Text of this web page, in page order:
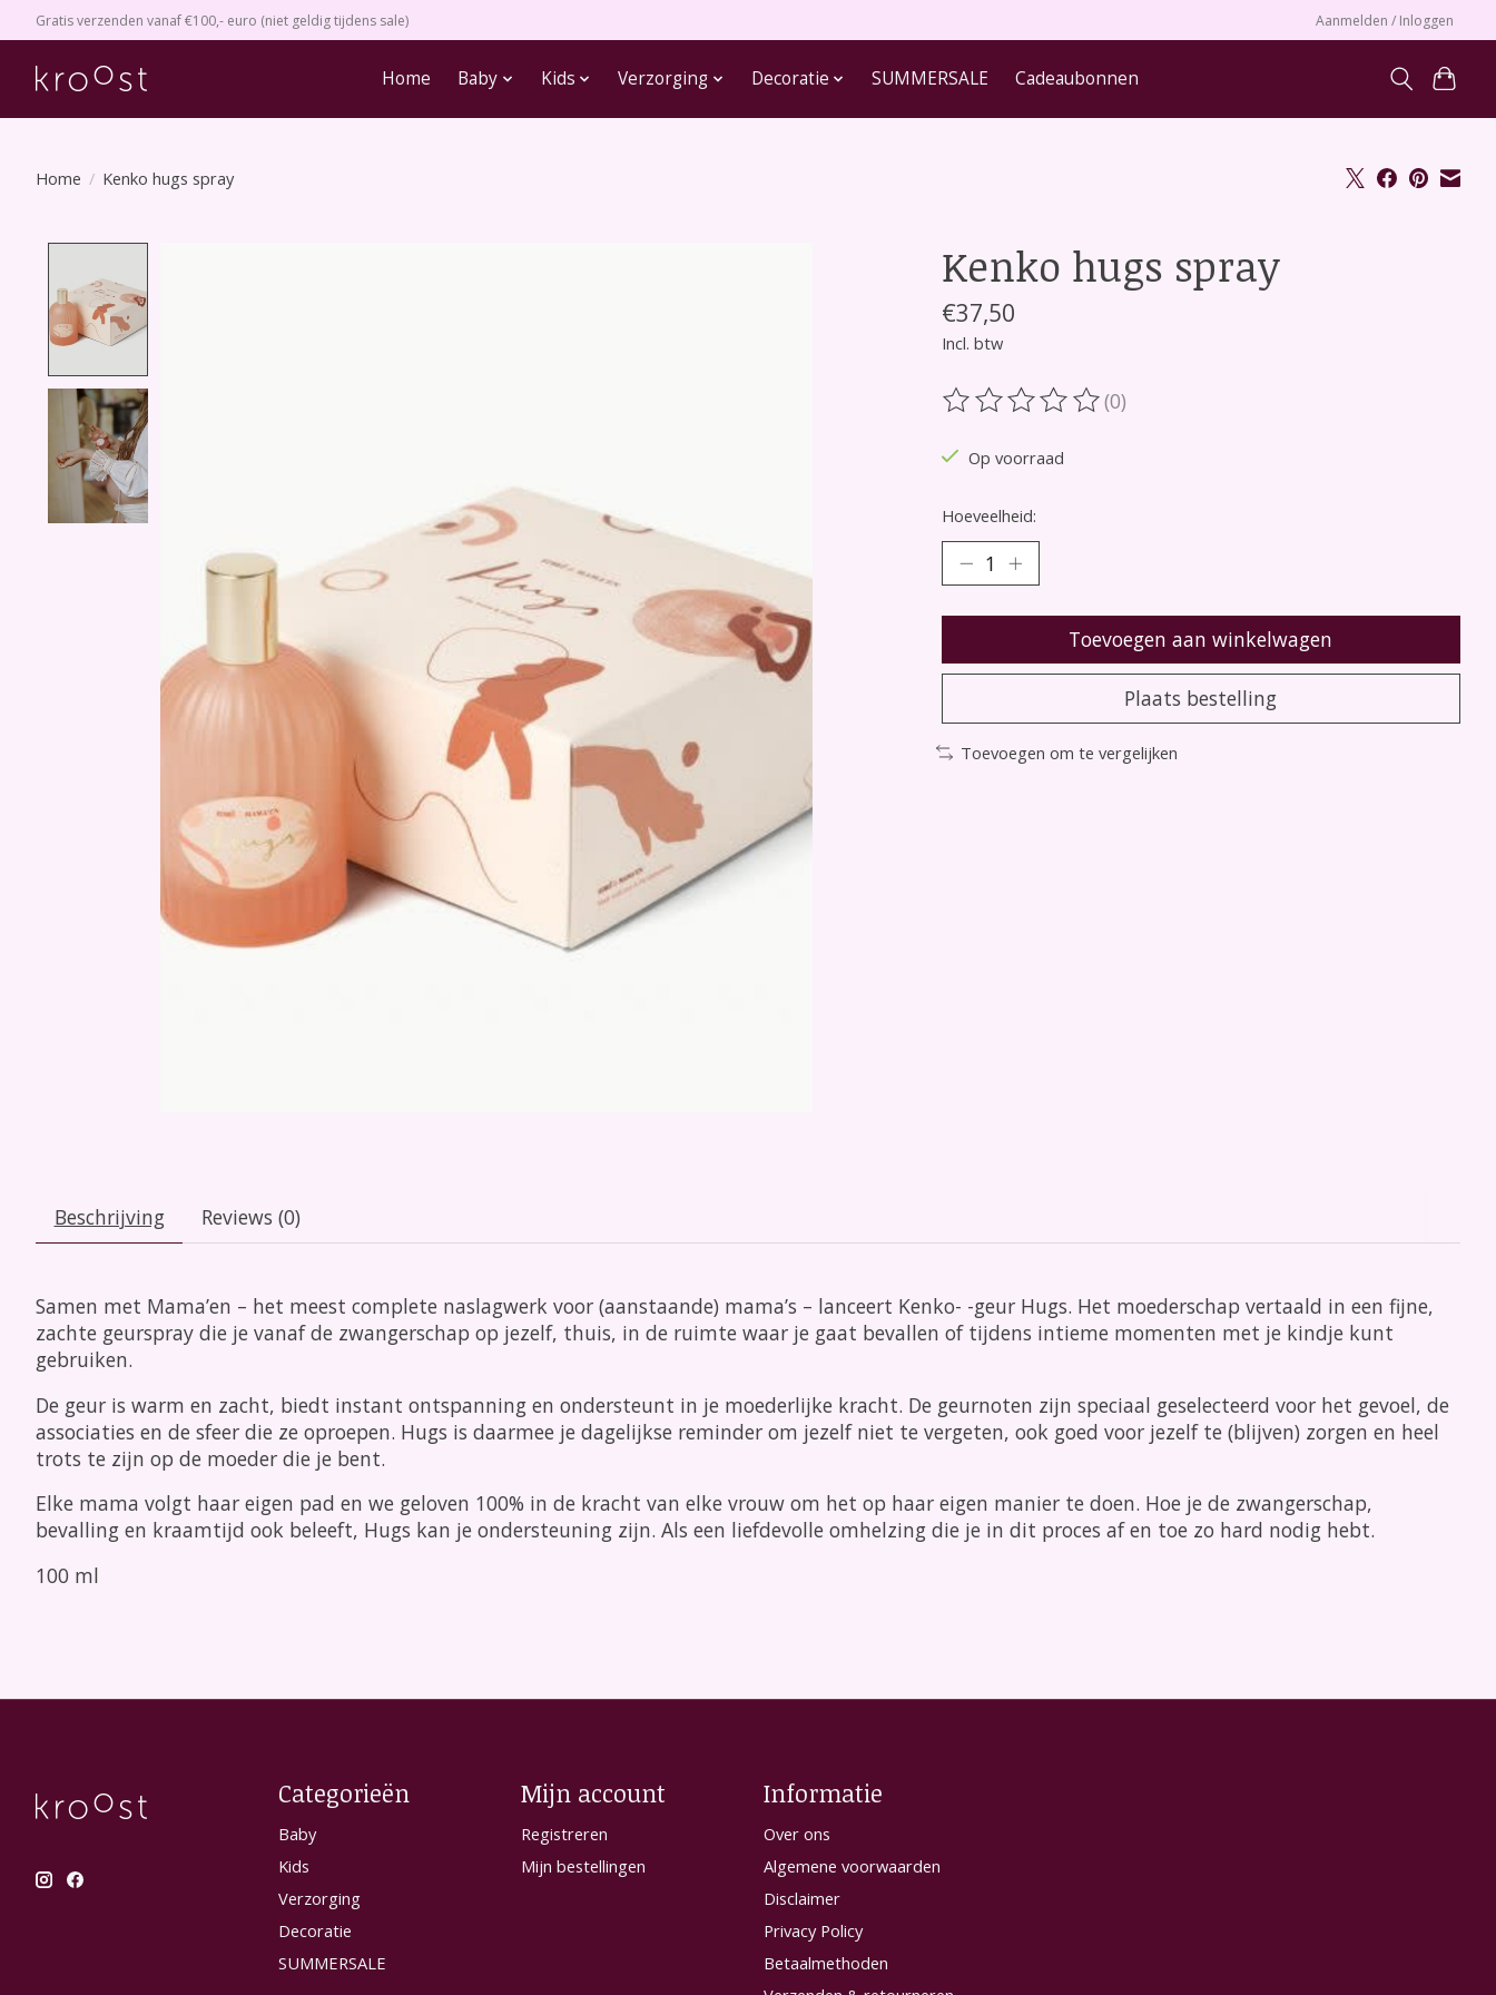
Gratis verzenden vanaf €100,- euro (niet geldig tijdens sale) Aanmelden / Inloggen
Home Baby Kids Verzorging Decoratie SUMMERSALE Cadeaubonnen
Home / Kenko hugs spray
Kenko hugs spray
€37,50
Incl. btw
De beoordeling van dit product is
(0)
Op voorraad
Hoeveelheid:
Toevoegen aan winkelwagen
Plaats bestelling
Toevoegen om te vergelijken
Beschrijving Reviews (0)
Samen met Mama’en – het meest complete naslagwerk voor (aanstaande) mama’s – lanceert Kenko- -geur Hugs. Het moederschap vertaald in een fijne,
zachte geurspray die je vanaf de zwangerschap op jezelf, thuis, in de ruimte waar je gaat bevallen of tijdens intieme momenten met je kindje kunt
gebruiken.
De geur is warm en zacht, biedt instant ontspanning en ondersteunt in je moederlijke kracht. De geurnoten zijn speciaal geselecteerd voor het gevoel, de
associaties en de sfeer die ze oproepen. Hugs is daarmee je dagelijkse reminder om jezelf niet te vergeten, ook goed voor jezelf te (blijven) zorgen en heel
trots te zijn op de moeder die je bent.
Elke mama volgt haar eigen pad en we geloven 100% in de kracht van elke vrouw om het op haar eigen manier te doen. Hoe je de zwangerschap,
bevalling en kraamtijd ook beleeft, Hugs kan je ondersteuning zijn. Als een liefdevolle omhelzing die je in dit proces af en toe zo hard nodig hebt.
100 ml
Categorieën
Baby
Kids
Verzorging
Decoratie
SUMMERSALE
Mijn account
Registreren
Mijn bestellingen
Informatie
Over ons
Algemene voorwaarden
Disclaimer
Privacy Policy
Betaalmethoden